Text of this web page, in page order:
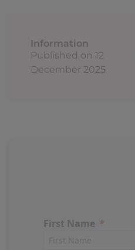
Information
Published on 12
December 2025
First Name